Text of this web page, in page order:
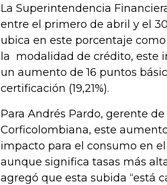
La Superintendencia
entre el primero de abril y el
ubica en este porcentaje
la modalidad de crédito, este
un aumento de 16 puntos
certificación (19,21%).
Para Andrés Pardo, gerente
Corficolombiana, este
impacto para el consumo en
aunque significa tasas más
agregó que esta subida “está